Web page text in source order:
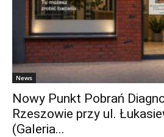
News
Nowy Punkt Pobrań
Rzeszowie przy ul.
(Galeria...